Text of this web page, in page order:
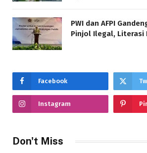
PWI dan AFPI
Pinjol Ilegal, Literasi
Facebook
Instagram
Don't Miss